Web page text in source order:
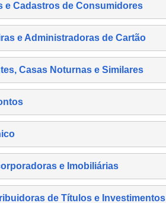
e Cadastros de Consumidores
e Administradoras de Cartão
Casas Noturnas e Similares
e Imobiliárias
de Títulos e Investimentos